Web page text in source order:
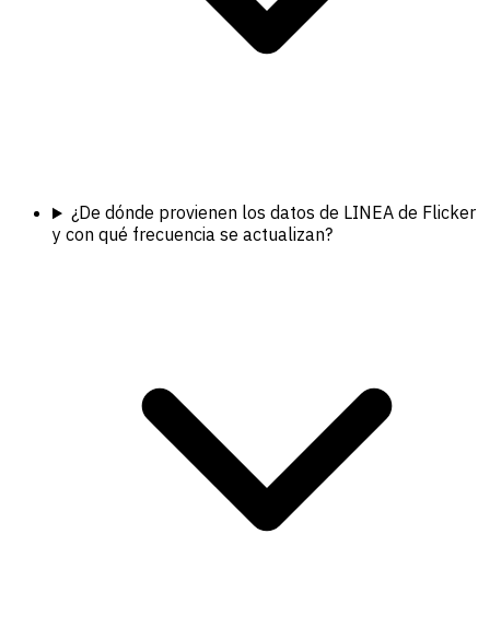
¿De dónde provienen los datos de LINEA de Flicker
y con qué frecuencia se actualizan?